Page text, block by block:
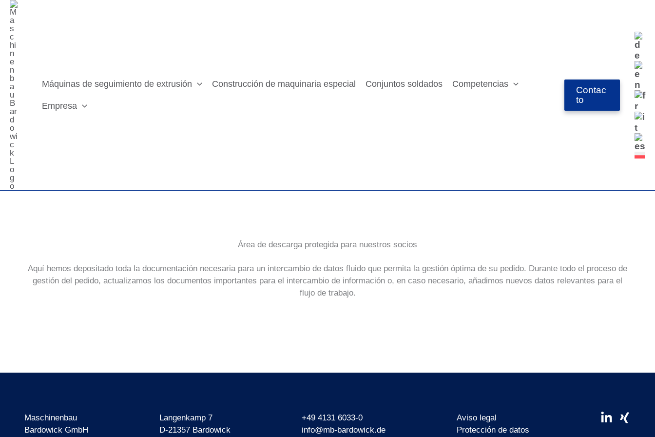
contenido
Máquinas de seguimiento de extrusión Construcción de maquinaria especial Conjuntos soldados Competencias
Empresa
Contac
to
Área de descarga protegida para nuestros socios
Aquí hemos depositado toda la documentación necesaria para un intercambio de datos fluido que permita la gestión óptima de su pedido. Durante todo el proceso de
gestión del pedido, actualizamos los documentos importantes para el intercambio de información o, en caso necesario, añadimos nuevos datos relevantes para el
flujo de trabajo.
Maschinenbau
Bardowick GmbH
Langenkamp 7
D-21357 Bardowick
+49 4131 6033-0
info@mb-bardowick.de
Aviso legal
Protección de datos
Xing